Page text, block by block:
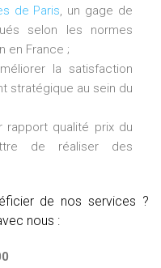
de Paris, un gage de
selon les normes
en France ;
la satisfaction
stratégique au sein du
rapport qualité prix du
de réaliser des
de nos services ?
nous :